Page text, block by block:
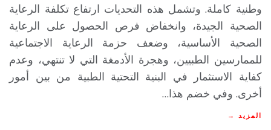
وطنية كاملة. وتشمل هذه التحديات ارتفاع تكلفة الرعاية
الصحية الجيدة، وانخفاض فرص الحصول على الرعاية
الصحية الأساسية، وضعف حزمة الرعاية الاجتماعية
للممارسين الطبيين، وهجرة الأدمغة التي لا تنتهي، وعدم
كفاية الاستثمار في البنية التحتية الطبية من بين أمور
أخرى. وفي خضم هذا…
المزيد →